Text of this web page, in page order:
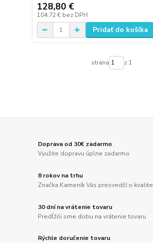
128,80 €
104,72 € bez DPH
Pridať do košíka
strana z 1
Doprava od 30€ zadarmo
Využite dopravu úplne zadarmo
8 rokov na trhu
Značka Kameník Vás presvedčí o kvalite
30 dní na vrátenie tovaru
Predĺžili sme dobu na vrátenie tovaru
Rýchle doručenie tovaru